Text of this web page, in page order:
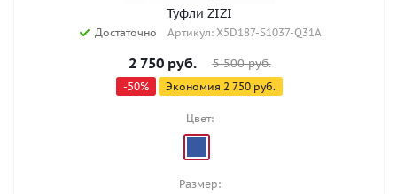
Туфли ZIZI
Достаточно Артикул: X5D187-S1037-Q31A
2 750руб. 5 500руб.
-50% Экономия 2 750 руб.
Цвет:
Размер: